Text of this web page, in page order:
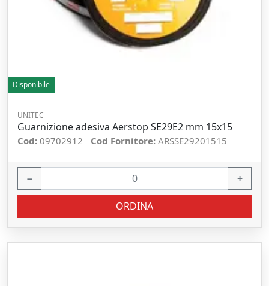
Disponibile
UNITEC
Guarnizione adesiva Aerstop SE29E2 mm 15x15
Cod: 09702912 Cod Fornitore: ARSSE29201515
− +
ORDINA